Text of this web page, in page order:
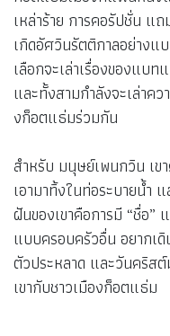
เหล่าร้าย การคอรัปชั่น แ
เกิดอัศวินรัตติกาลอย่าง
เลือกจะเล่าเรื่องของแบ
และทั้งสามกำลังจะเล่าค
งก็อตแธ่มร่วมกัน
สำหรับ มนุษย์เพนกวิน เ
เอามาทิ้งในท่อระบายน้ำ
ฝันของเขาคือการมี “ชื่อ
แบบครอบครัวอื่น อยากเ
ตัวประหลาด และวันคริส
เขากับชาวเมืองก็อตแธ่ม